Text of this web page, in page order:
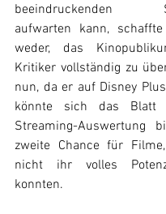
beeindruckenden
aufwarten kann,
weder, das
Kritiker vollständig zu
nun, da er auf Disney
könnte sich das Blatt
Streaming-Auswertung
zweite Chance für
nicht ihr volles
konnten.